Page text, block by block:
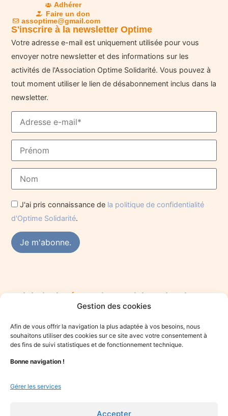
Gestion des cookies
Afin de vous offrir la navigation la plus adaptée à vos besoins, nous
souhaitons utiliser des cookies sur ce site avec votre consentement à
des fins de suivi statistiques et de fonctionnement technique.
Bonne navigation !
Gérer les services
Accepter
Rejoindre le réseau des praticiens du mieux-
engager dans une démarche solidaire ? Rejoignez le collectif
Optime.
Adhérer
Faire un don
assoptime@gmail.com
S'inscrire à la newsletter Optime
Votre adresse e-mail est uniquement utilisée pour vous
envoyer notre newsletter et des informations sur les
activités de l'Association Optime Solidarité. Vous pouvez à
tout moment utiliser le lien de désabonnement inclus dans la
newsletter.
J'ai pris connaissance de la politique de confidentialité
d'Optime Solidarité.